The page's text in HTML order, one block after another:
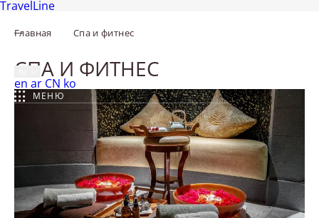
English
en العربية
ar 中文
CN 한국어
ko
МЕНЮ
TravelLine
Главная Спа и фитнес
СПА И ФИТНЕС